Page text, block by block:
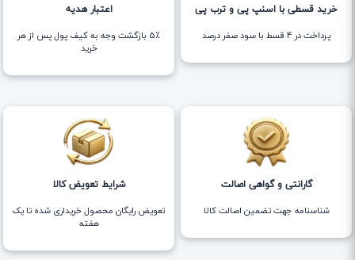
خرید قسطی با اسنپ پی و ترب پی
پرداخت در 4 قسط با سود صفر درصد
اعتبار هدیه
5٪ بازگشت وجه به کیف پول پس از هر
خرید
گارانتی و گواهی اصالت
شناسنامه جهت تضمین اصالت کالا
شرایط تعویض کالا
تعویض رایگان محصول خریداری شده تا یک
هفته